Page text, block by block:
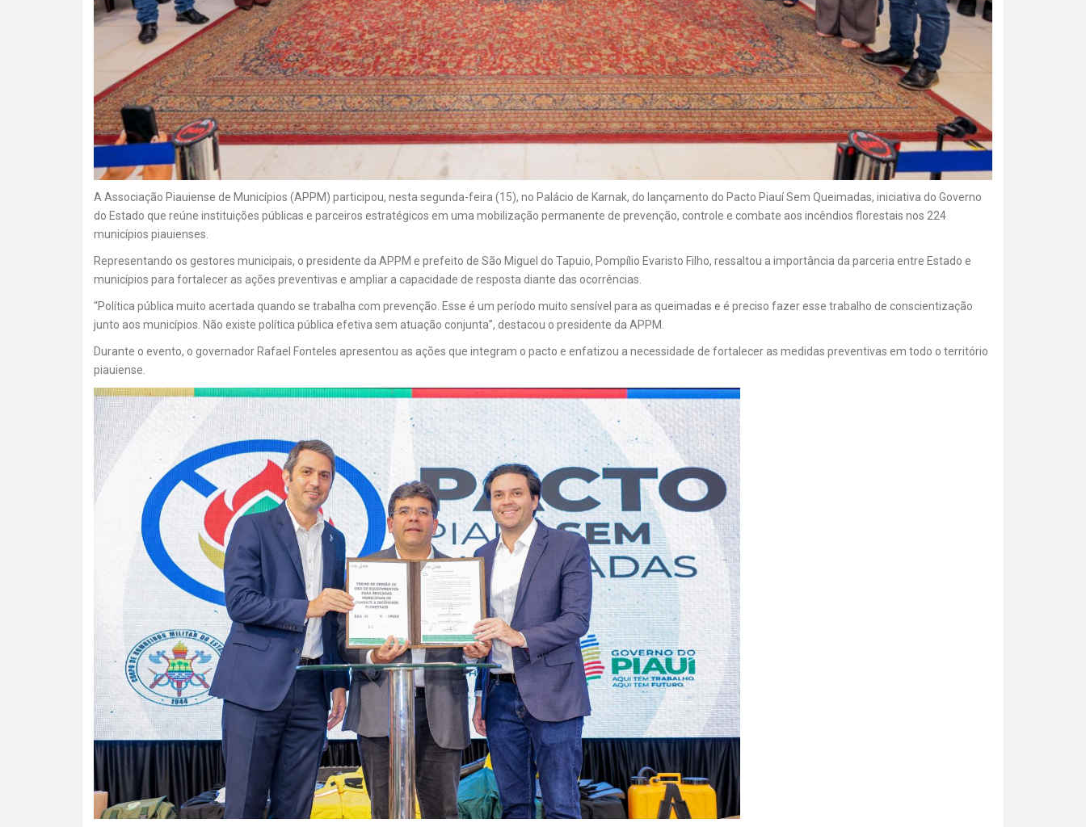
A Associação Piauiense de Municípios (APPM) participou, nesta segunda-feira (15), no Palácio de Karnak, do lançamento do Pacto Piauí Sem Queimadas, iniciativa do Governo
do Estado que reúne instituições públicas e parceiros estratégicos em uma mobilização permanente de prevenção, controle e combate aos incêndios florestais nos 224
municípios piauienses.
Representando os gestores municipais, o presidente da APPM e prefeito de São Miguel do Tapuio, Pompílio Evaristo Filho, ressaltou a importância da parceria entre Estado e
municípios para fortalecer as ações preventivas e ampliar a capacidade de resposta diante das ocorrências.
“Política pública muito acertada quando se trabalha com prevenção. Esse é um período muito sensível para as queimadas e é preciso fazer esse trabalho de conscientização
junto aos municípios. Não existe política pública efetiva sem atuação conjunta”, destacou o presidente da APPM.
Durante o evento, o governador Rafael Fonteles apresentou as ações que integram o pacto e enfatizou a necessidade de fortalecer as medidas preventivas em todo o território
piauiense.